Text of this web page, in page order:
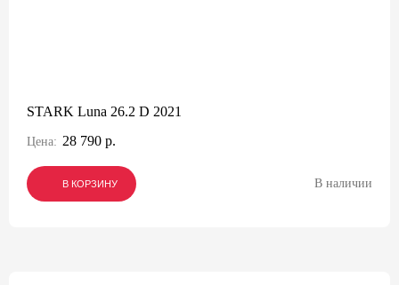
STARK Luna 26.2 D 2021
Цена: 28 790 р.
В КОРЗИНУ
В КОРЗИНУ
В КОРЗИНУ В наличии